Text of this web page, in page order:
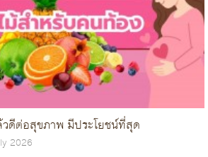
รรมชาติ จากแม่ตัวจริง
2021
ชาติ คลอดลูกธรรมชาติ คลอดลูกเอง เจ็บ
แม่ท้องต้องอยากรู้แน่ ๆ ใช่ไหมคะ แอดมิน
ประสบการณ์คลอดธรรมชาติจากเหล่าแม่ ๆ
ควรให้นมลูกเท่าไหร่ ถึงจะเพียงพอ
2025
งการให้นมลูกแต่ยังไม่ทราบว่า เด็กแรกเกิด
อ และจะต้อง ดูดนม อย่างไรถึงจะถูกต้อง
าณที่เพียงพอวันนี้เรามีคำตอบมาฝาก ก่อน
เด็ก ช่วยให้ลูกแข็งแรง ไม่ป่วยบ่อย
2025
ป็นสิ่งสำคัญ เนื่องจากเด็กเป็นวัยที่ร่างกาย
นระหว่างการพัฒนา การเสริมสร้าง
ป็นสิ่งที่คุณพ่อคุณแม่ให้ความสนใจเป็นพิเศษ
ดีต่อสุขภาพ มีประโยชน์ที่สุด
2026